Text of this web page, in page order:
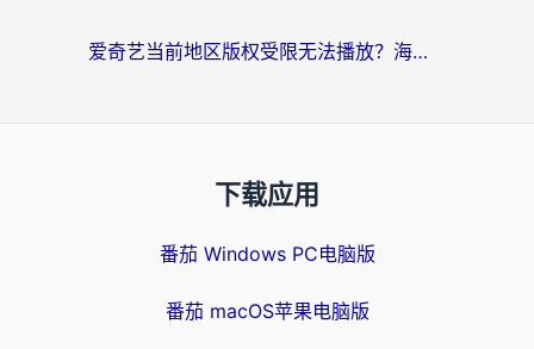
爱奇艺当前地区版权受限无法播放？海外党追剧看电影的终极解决方案来了
下载应用
番茄 Windows PC电脑版
番茄 macOS苹果电脑版